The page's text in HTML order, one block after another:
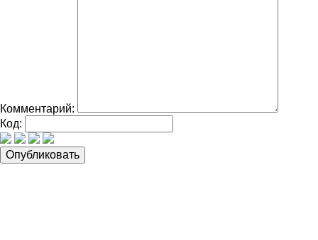
Комментарий:
Код: